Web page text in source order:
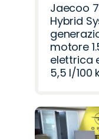
Jaecoo
Hybrid
motore
elettrica
5,5 l/100